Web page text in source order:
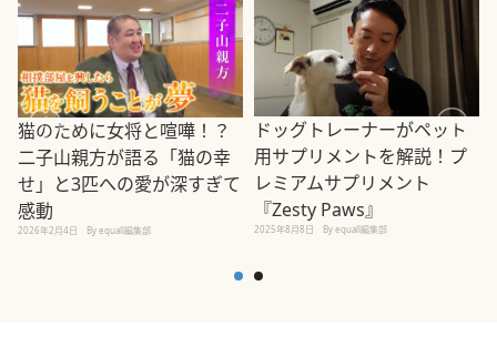
猫のために女将と喧嘩！？
二子山親方が語る「猫の幸
せ」と3匹への愛が深すぎて
感動
2026年2月4日 By equall編集部
ドッグトレーナーがペット
用サプリメントを解説！プ
レミアムサプリメント
『Zesty Paws』
2025年8月8日 By equall編集部